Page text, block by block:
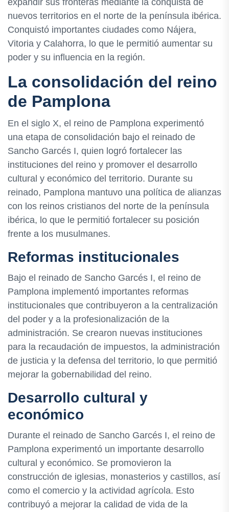
nuevos territorios en el norte de la península ibérica.
Conquistó importantes ciudades como Nájera,
Vitoria y Calahorra, lo que le permitió aumentar su
poder y su influencia en la región.
La consolidación del reino
de Pamplona
En el siglo X, el reino de Pamplona experimentó
una etapa de consolidación bajo el reinado de
Sancho Garcés I, quien logró fortalecer las
instituciones del reino y promover el desarrollo
cultural y económico del territorio. Durante su
reinado, Pamplona mantuvo una política de alianzas
con los reinos cristianos del norte de la península
ibérica, lo que le permitió fortalecer su posición
frente a los musulmanes.
Reformas institucionales
Bajo el reinado de Sancho Garcés I, el reino de
Pamplona implementó importantes reformas
institucionales que contribuyeron a la centralización
del poder y a la profesionalización de la
administración. Se crearon nuevas instituciones
para la recaudación de impuestos, la administración
de justicia y la defensa del territorio, lo que permitió
mejorar la gobernabilidad del reino.
Desarrollo cultural y
económico
Durante el reinado de Sancho Garcés I, el reino de
Pamplona experimentó un importante desarrollo
cultural y económico. Se promovieron la
construcción de iglesias, monasterios y castillos, así
como el comercio y la actividad agrícola. Esto
contribuyó a mejorar la calidad de vida de la